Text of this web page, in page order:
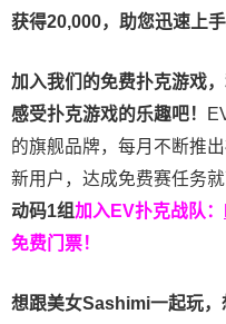
获得20,000，助您迅速上手
加入我们的免费扑克游戏
感受扑克游戏的乐趣吧！
的旗舰品牌，每月不断推
新用户，达成免费赛任务
动码1组加入EV扑克战队：
免费门票！
想跟美女Sashimi一起玩，